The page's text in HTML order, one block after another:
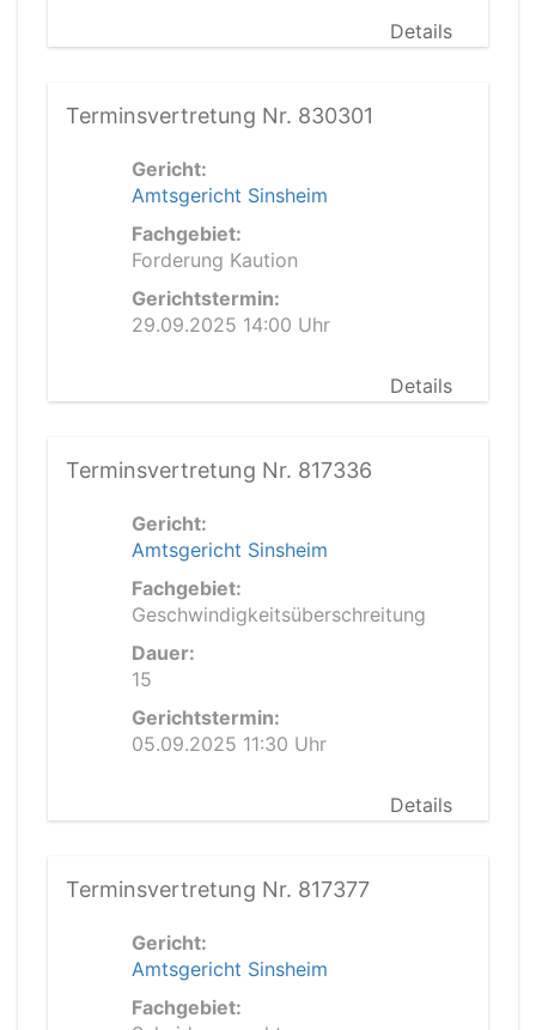
Details
Terminsvertretung Nr. 830301
Gericht:
Amtsgericht Sinsheim
Fachgebiet:
Forderung Kaution
Gerichtstermin:
29.09.2025 14:00 Uhr
Details
Terminsvertretung Nr. 817336
Gericht:
Amtsgericht Sinsheim
Fachgebiet:
Geschwindigkeitsüberschreitung
Dauer:
15
Gerichtstermin:
05.09.2025 11:30 Uhr
Details
Terminsvertretung Nr. 817377
Gericht:
Amtsgericht Sinsheim
Fachgebiet: